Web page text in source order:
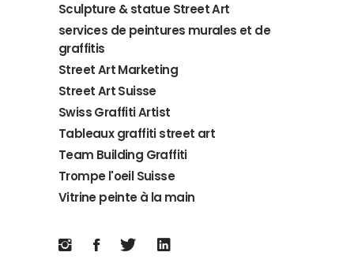
Sculpture & statue Street Art
services de peintures murales et de
graffitis
Street Art Marketing
Street Art Suisse
Swiss Graffiti Artist
Tableaux graffiti street art
Team Building Graffiti
Trompe l'oeil Suisse
Vitrine peinte à la main